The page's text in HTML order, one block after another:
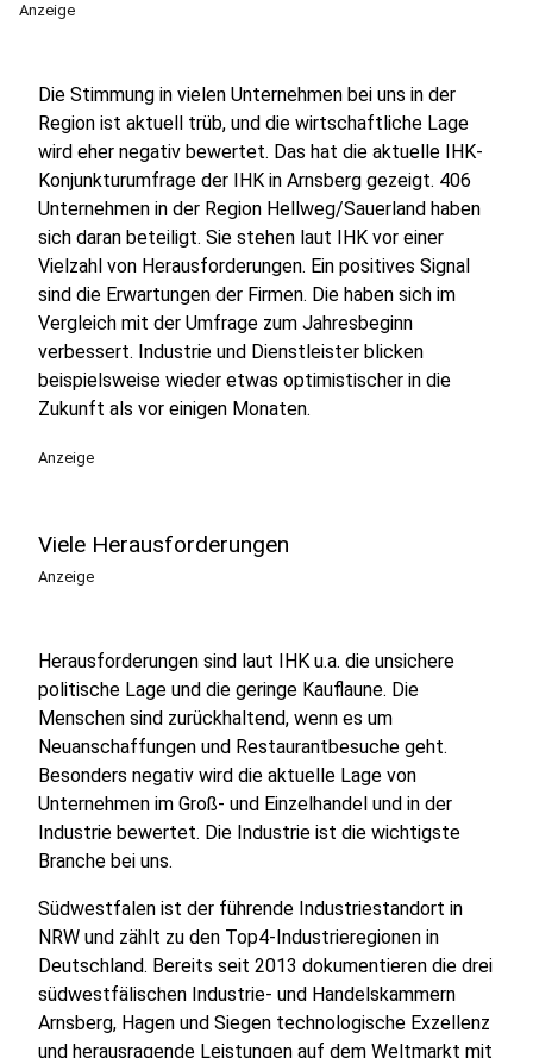
Anzeige
Die Stimmung in vielen Unternehmen bei uns in der
Region ist aktuell trüb, und die wirtschaftliche Lage
wird eher negativ bewertet. Das hat die aktuelle IHK-
Konjunkturumfrage der IHK in Arnsberg gezeigt. 406
Unternehmen in der Region Hellweg/Sauerland haben
sich daran beteiligt. Sie stehen laut IHK vor einer
Vielzahl von Herausforderungen. Ein positives Signal
sind die Erwartungen der Firmen. Die haben sich im
Vergleich mit der Umfrage zum Jahresbeginn
verbessert. Industrie und Dienstleister blicken
beispielsweise wieder etwas optimistischer in die
Zukunft als vor einigen Monaten.
Anzeige
Viele Herausforderungen
Anzeige
Herausforderungen sind laut IHK u.a. die unsichere
politische Lage und die geringe Kauflaune. Die
Menschen sind zurückhaltend, wenn es um
Neuanschaffungen und Restaurantbesuche geht.
Besonders negativ wird die aktuelle Lage von
Unternehmen im Groß- und Einzelhandel und in der
Industrie bewertet. Die Industrie ist die wichtigste
Branche bei uns.
Südwestfalen ist der führende Industriestandort in
NRW und zählt zu den Top4-Industrieregionen in
Deutschland. Bereits seit 2013 dokumentieren die drei
südwestfälischen Industrie- und Handelskammern
Arnsberg, Hagen und Siegen technologische Exzellenz
und herausragende Leistungen auf dem Weltmarkt mit